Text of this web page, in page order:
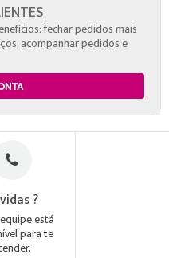
fechar pedidos mais
acompanhar pedidos e
?
está
para te